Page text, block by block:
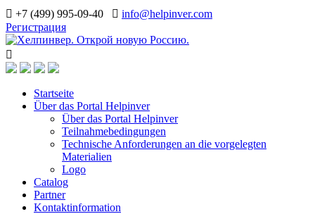
+7 (499) 995-09-40
info@helpinver.com
Регистрация
Startseite
Über das Portal Helpinver
Über das Portal Helpinver
Teilnahmebedingungen
Technische Anforderungen an die vorgelegten
Materialien
Logo
Catalog
Partner
Kontaktinformation